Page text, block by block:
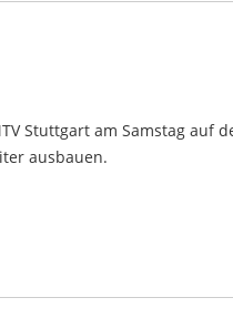
Stuttgart am Samstag auf
ausbauen.